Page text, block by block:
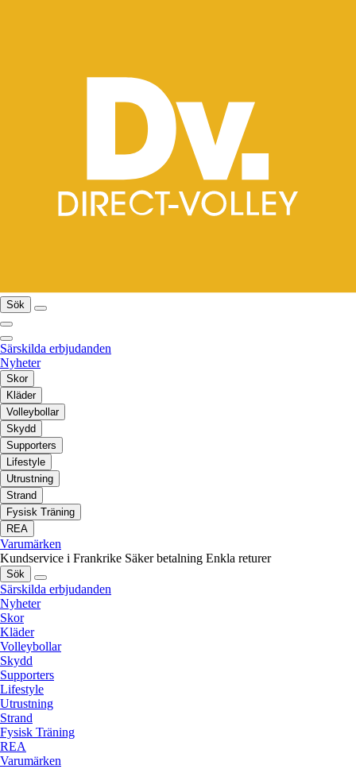
Sök
Särskilda erbjudanden
Nyheter
Skor
Kläder
Volleybollar
Skydd
Supporters
Lifestyle
Utrustning
Strand
Fysisk Träning
REA
Varumärken
Kundservice i Frankrike Säker betalning Enkla returer
Sök
Särskilda erbjudanden
Nyheter
Skor
Kläder
Volleybollar
Skydd
Supporters
Lifestyle
Utrustning
Strand
Fysisk Träning
REA
Varumärken